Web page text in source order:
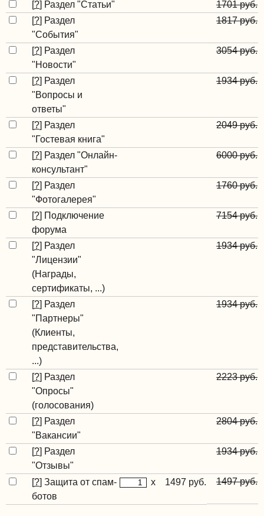
[?] Раздел "Статьи"
1701 руб.
[?] Раздел
"События"
1817 руб.
[?] Раздел
"Новости"
3054 руб.
[?] Раздел
"Вопросы и
ответы"
1934 руб.
[?] Раздел
"Гостевая книга"
2049 руб.
[?] Раздел "Онлайн-
консультант"
6000 руб.
[?] Раздел
"Фотогалерея"
1760 руб.
[?] Подключение
форума
7154 руб.
[?] Раздел
"Лицензии"
(Награды,
сертификаты, ...)
1934 руб.
[?] Раздел
"Партнеры"
(Клиенты,
представительства,
...)
1934 руб.
[?] Раздел
"Опросы"
(голосования)
2223 руб.
[?] Раздел
"Вакансии"
2804 руб.
[?] Раздел
"Отзывы"
1934 руб.
[?] Защита от спам-
ботов
x 1497 руб. 1497 руб.